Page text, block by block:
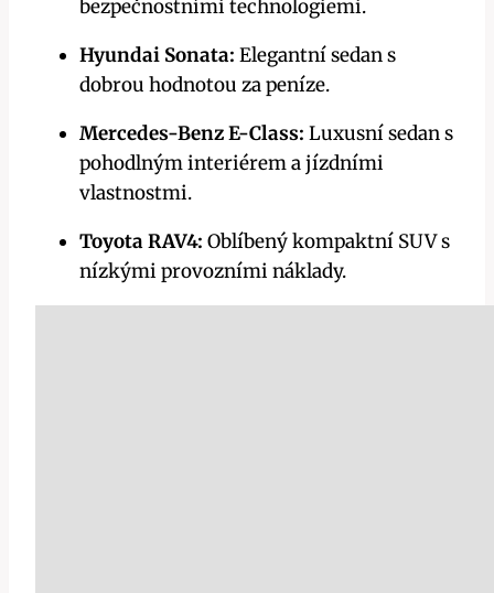
bezpečnostními technologiemi.
Hyundai Sonata: Elegantní sedan s
dobrou hodnotou za peníze.
Mercedes-Benz E-Class: Luxusní sedan s
pohodlným interiérem a jízdními
vlastnostmi.
Toyota RAV4: Oblíbený kompaktní SUV s
nízkými provozními náklady.